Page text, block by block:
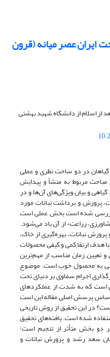
ایران عصر میانه (قرون
از اسلام از دانشگاه شهید بهشتی
در دو ساحت نظری و عملی
مربوط به منشأ و پیدایش
و بیان ویژگی‌های آن‌ها و در
و برداشت نباتات مورد
شده است بخش عملی است
زراعت» از آن یاد می‌شود.
نباتات، بهره‌گیری از خاک،
هدف ارتقا کمی و کیفی محصولات
تعیین زمان مناسب از مهم‌ترین
به محصول خوب است. موضوع
اجرام سماوی بر دنیای تحت
است که به شدت از عملکردهای
اساس پرسش اصلی مقاله این است
در این تحقیق از روش تاریخی
شده است. یافته‌های تحقیق
دو بخش متأثر از تنجیم است:
سعد رشد و پرورش نباتات و